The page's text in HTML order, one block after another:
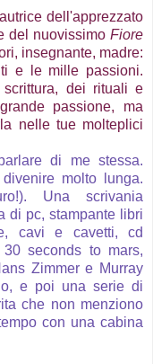
dell'apprezzato
del nuovissimo Fiore
insegnante, madre:
e le mille passioni.
dei rituali e
passione, ma
nelle tue molteplici
di me stessa.
molto lunga.
Una scrivania
di pc, stampante libri
cavi e cavetti, cd
seconds to mars,
Zimmer e Murray
e poi una serie di
che non menziono
con una cabina